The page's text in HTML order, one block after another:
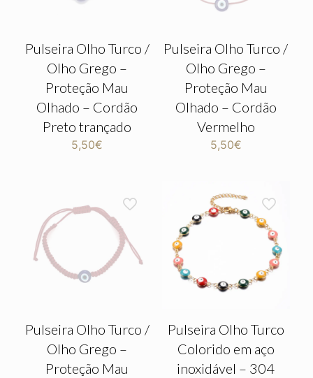
Pulseira Olho Turco /
Olho Grego –
Proteção Mau
Olhado – Cordão
Preto trançado
5,50€
Pulseira Olho Turco /
Olho Grego –
Proteção Mau
Olhado – Cordão
Vermelho
5,50€
Pulseira Olho Turco /
Olho Grego –
Proteção Mau
Pulseira Olho Turco
Colorido em aço
inoxidável – 304